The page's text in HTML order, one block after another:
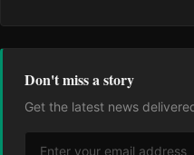
Don't miss a story
Get the latest news